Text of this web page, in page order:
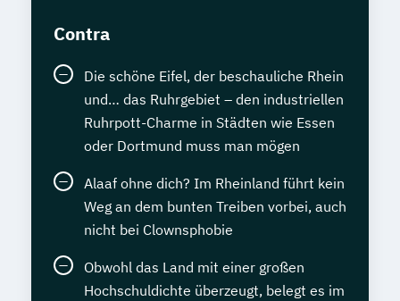
Contra
Die schöne Eifel, der beschauliche Rhein
und… das Ruhrgebiet – den industriellen
Ruhrpott-Charme in Städten wie Essen
oder Dortmund muss man mögen
Alaaf ohne dich? Im Rheinland führt kein
Weg an dem bunten Treiben vorbei, auch
nicht bei Clownsphobie
Obwohl das Land mit einer großen
Hochschuldichte überzeugt, belegt es im